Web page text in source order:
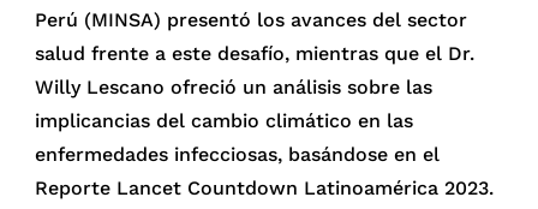
Perú (MINSA) presentó los avances del sector
salud frente a este desafío, mientras que el Dr.
Willy Lescano ofreció un análisis sobre las
implicancias del cambio climático en las
enfermedades infecciosas, basándose en el
Reporte Lancet Countdown Latinoamérica 2023.